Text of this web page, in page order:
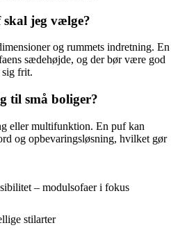
skal jeg vælge?
og rummets indretning. En
sædehøjde, og der bør være god
frit.
til små boliger?
eller multifunktion. En puf kan
og opbevaringsløsning, hvilket gør
– modulsofaer i fokus
stilarter